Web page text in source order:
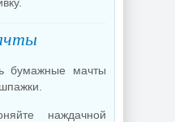
бумажные мачты
наждачной